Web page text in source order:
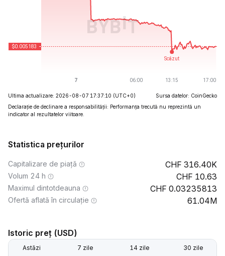
Ultima actualizare: 2026-08-07 17:37:10 (UTC+0)
Sursa datelor: CoinGecko
Declarație de declinare a responsabilității: Performanța trecută nu reprezintă un
indicator al rezultatelor viitoare.
Statistica prețurilor
Capitalizare de piață 316.40K
Volum 24 h 10.63
Maximul dintotdeauna 0.03235813
Ofertă aflată în circulație 61.04M
Istoric preț (USD)
Astăzi 7 zile 14 zile 30 zile